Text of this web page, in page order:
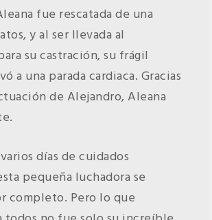
fue rescatada de una
y al ser llevada al
su castración, su frágil
a una parada cardiaca. Gracias
de Alejandro, Aleana
días de cuidados
pequeña luchadora se
completo. Pero lo que